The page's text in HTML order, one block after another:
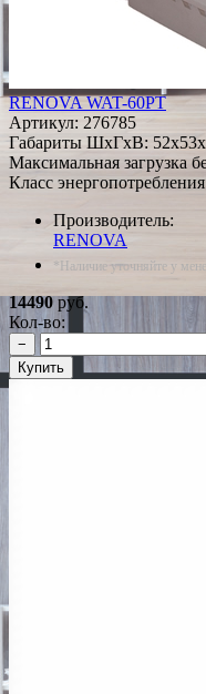
RENOVA WAT-60PT
Артикул: 276785
Габариты ШxГxВ:
Максимальная загрузка
Класс
Производитель:
RENOVA
*Наличие уточняйте у
14490руб.
Кол-во:
−
Купить